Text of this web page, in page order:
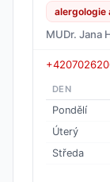
alergologie
MUDr. Jana
DEN
Pondělí
Úterý
Středa